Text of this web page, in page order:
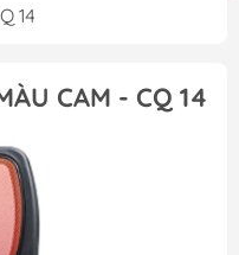
14
CAM - CQ 14